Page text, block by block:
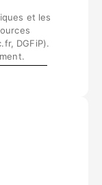
et les
DGFiP).